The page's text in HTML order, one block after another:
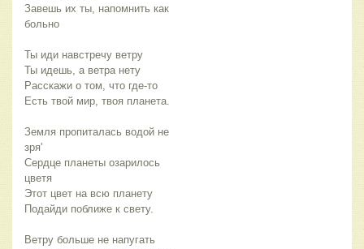
Завешь их ты, напомнить как
больно
Ты иди навстречу ветру
Ты идешь, а ветра нету
Расскажи о том, что где-то
Есть твой мир, твоя планета.
Земля пропиталась водой не
зря'
Сердце планеты озарилось
цветя
Этот цвет на всю планету
Подайди поближе к свету.
Ветру больше не напугать